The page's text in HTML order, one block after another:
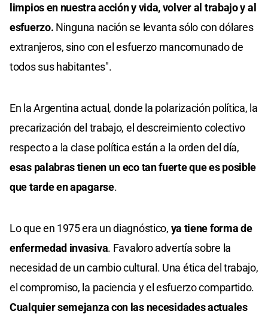
limpios en nuestra acción y vida, volver al trabajo y al
esfuerzo. Ninguna nación se levanta sólo con dólares
extranjeros, sino con el esfuerzo mancomunado de
todos sus habitantes".
En la Argentina actual, donde la polarización política, la
precarización del trabajo, el descreimiento colectivo
respecto a la clase política están a la orden del día,
esas palabras tienen un eco tan fuerte que es posible
que tarde en apagarse.
Lo que en 1975 era un diagnóstico, ya tiene forma de
enfermedad invasiva. Favaloro advertía sobre la
necesidad de un cambio cultural. Una ética del trabajo,
el compromiso, la paciencia y el esfuerzo compartido.
Cualquier semejanza con las necesidades actuales